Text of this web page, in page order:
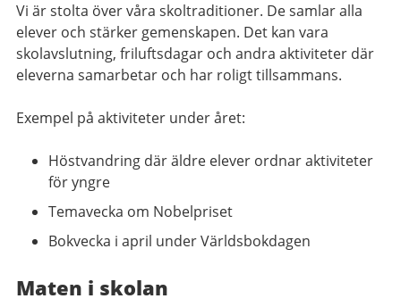
Vi är stolta över våra skoltraditioner. De samlar alla
elever och stärker gemenskapen. Det kan vara
skolavslutning, friluftsdagar och andra aktiviteter där
eleverna samarbetar och har roligt tillsammans.
Exempel på aktiviteter under året:
Höstvandring där äldre elever ordnar aktiviteter
för yngre
Temavecka om Nobelpriset
Bokvecka i april under Världsbokdagen
Maten i skolan